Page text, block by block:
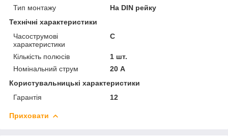
Тип монтажу
На DIN рейку
Технічні характеристики
Часострумові
характеристики
C
Кількість полюсів
1 шт.
Номінальний струм
20 А
Користувальницькі характеристики
Гарантія
12
Приховати